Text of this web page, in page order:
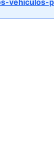
vehiculos-